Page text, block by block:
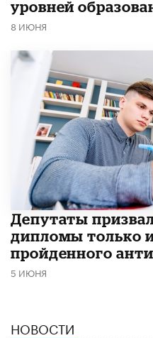
уровней
8 ИЮНЯ
Депутаты
дипломы только
пройденного
5 ИЮНЯ
НОВОСТИ